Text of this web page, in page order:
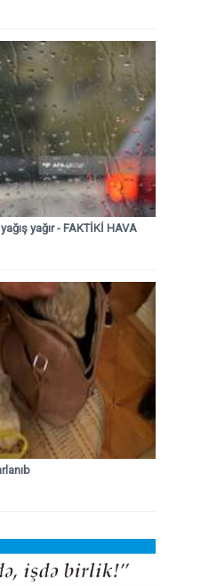
yağır - FAKTİKİ HAVA